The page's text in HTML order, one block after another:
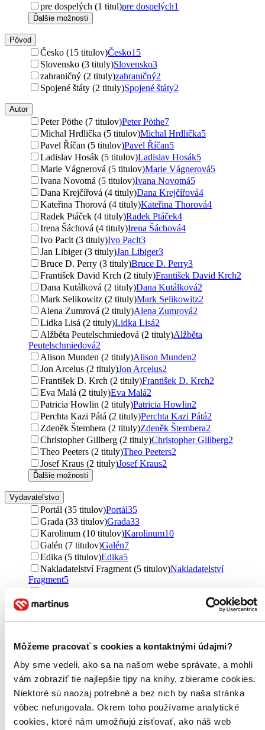
Môžeme pracovať s cookies a kontaktnými údajmi?
Aby sme vedeli, ako sa na našom webe správate, a mohli
vám zobraziť tie najlepšie tipy na knihy, zbierame cookies.
Niektoré sú naozaj potrebné a bez nich by naša stránka
vôbec nefungovala. Okrem toho používame analytické
cookies, ktoré nám umožňujú zisťovať, ako náš web
pre dospelých (1 titul)pre dospelých1
Ďalšie možnosti
Pôvod
Česko (15 titulov)Česko15
Slovensko (3 tituly)Slovensko3
zahraničný (2 tituly)zahraničný2
Spojené štáty (2 tituly)Spojené štáty2
Autor
Peter Pöthe (7 titulov)Peter Pöthe7
Michal Hrdlička (5 titulov)Michal Hrdlička5
Pavel Říčan (5 titulov)Pavel Říčan5
Ladislav Hosák (5 titulov)Ladislav Hosák5
Marie Vágnerová (5 titulov)Marie Vágnerová5
Ivana Novotná (5 titulov)Ivana Novotná5
Dana Krejčířová (4 tituly)Dana Krejčířová4
Kateřina Thorová (4 tituly)Kateřina Thorová4
Radek Ptáček (4 tituly)Radek Ptáček4
Irena Šáchová (4 tituly)Irena Šáchová4
Ivo Paclt (3 tituly)Ivo Paclt3
Jan Libiger (3 tituly)Jan Libiger3
Bruce D. Perry (3 tituly)Bruce D. Perry3
František David Krch (2 tituly)František David Krch2
Dana Kutálková (2 tituly)Dana Kutálková2
Mark Selikowitz (2 tituly)Mark Selikowitz2
Alena Zumrová (2 tituly)Alena Zumrová2
Lidka Lisá (2 tituly)Lidka Lisá2
Alžběta Peutelschmiedová (2 tituly)Alžběta
Peutelschmiedová2
Alison Munden (2 tituly)Alison Munden2
Jon Arcelus (2 tituly)Jon Arcelus2
František D. Krch (2 tituly)František D. Krch2
Eva Malá (2 tituly)Eva Malá2
Patricia Howlin (2 tituly)Patricia Howlin2
Perchta Kazi Pátá (2 tituly)Perchta Kazi Pátá2
Zdeněk Štembera (2 tituly)Zdeněk Štembera2
Christopher Gillberg (2 tituly)Christopher Gillberg2
Theo Peeters (2 tituly)Theo Peeters2
Josef Kraus (2 tituly)Josef Kraus2
Ďalšie možnosti
Vydavateľstvo
Portál (35 titulov)Portál35
Grada (33 titulov)Grada33
Karolinum (10 titulov)Karolinum10
Galén (7 titulov)Galén7
Edika (5 titulov)Edika5
Nakladatelství Fragment (5 titulov)Nakladatelství
Fragment5
Univerzita Karlova v Praze (4 tituly)
Univerzita Karlova v
Pasparta (2 tituly)Pasparta2
IRIS (2 tituly)IRIS 2
BELETRIS (2 tituly)
Vydavateľstvo Invocentrum (2 tituly) Vydavateľstvo
Invocentrum2
Ikar (1 titul)Ikar1
Pragma (1 titul)Pragma1